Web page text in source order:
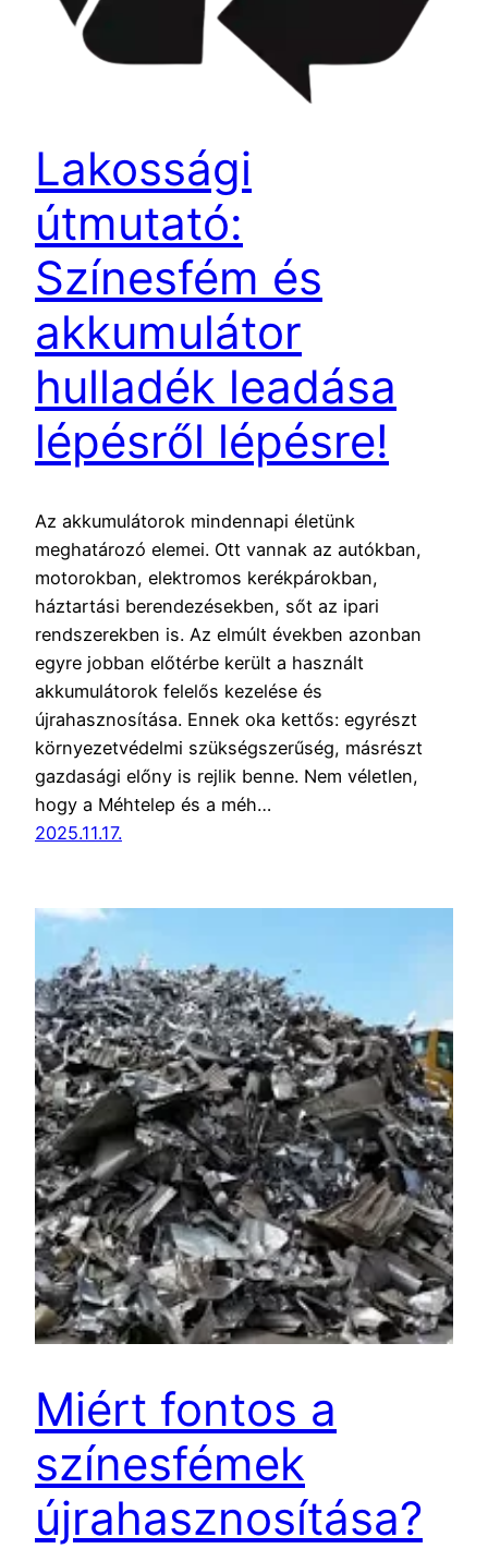
Lakossági
útmutató:
Színesfém és
akkumulátor
hulladék leadása
lépésről lépésre!
Az akkumulátorok mindennapi életünk
meghatározó elemei. Ott vannak az autókban,
motorokban, elektromos kerékpárokban,
háztartási berendezésekben, sőt az ipari
rendszerekben is. Az elmúlt években azonban
egyre jobban előtérbe került a használt
akkumulátorok felelős kezelése és
újrahasznosítása. Ennek oka kettős: egyrészt
környezetvédelmi szükségszerűség, másrészt
gazdasági előny is rejlik benne. Nem véletlen,
hogy a Méhtelep és a méh…
2025.11.17.
Miért fontos a
színesfémek
újrahasznosítása?